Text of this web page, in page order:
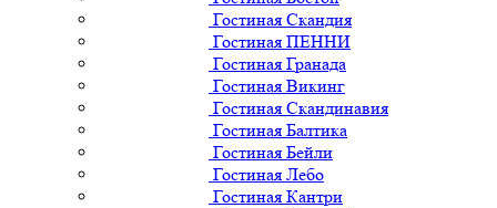
Гостиная Скандия
Гостиная ПЕННИ
Гостиная Гранада
Гостиная Викинг
Гостиная Скандинавия
Гостиная Балтика
Гостиная Бейли
Гостиная Лебо
Гостиная Кантри